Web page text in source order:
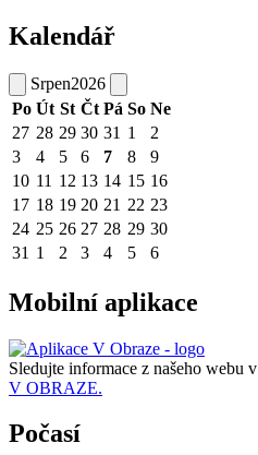
Kalendář
Srpen2026
Po Út St Čt Pá So Ne
27 28 29 30 31 1
2
3
4 5 6 7 8
9
10 11 12 13 14 15 16
17 18 19 20 21 22 23
24 25 26 27 28 29 30
31 1 2 3 4 5 6
Mobilní aplikace
Sledujte informace z našeho webu v
V OBRAZE.
Počasí